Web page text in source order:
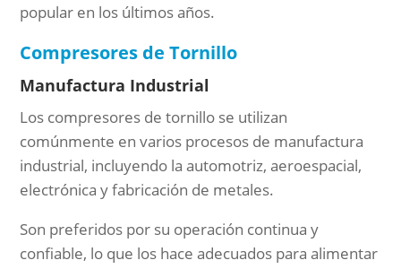
popular en los últimos años.
Compresores de Tornillo
Manufactura Industrial
Los compresores de tornillo se utilizan
comúnmente en varios procesos de manufactura
industrial, incluyendo la automotriz, aeroespacial,
electrónica y fabricación de metales.
Son preferidos por su operación continua y
confiable, lo que los hace adecuados para alimentar